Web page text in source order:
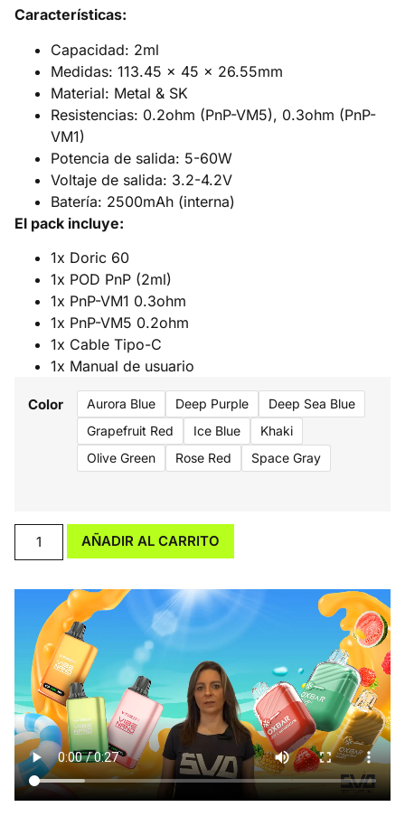
Características:
Capacidad: 2ml
Medidas: 113.45 x 45 x 26.55mm
Material: Metal & SK
Resistencias: 0.2ohm (PnP-VM5), 0.3ohm (PnP-
VM1)
Potencia de salida: 5-60W
Voltaje de salida: 3.2-4.2V
Batería: 2500mAh (interna)
El pack incluye:
1x Doric 60
1x POD PnP (2ml)
1x PnP-VM1 0.3ohm
1x PnP-VM5 0.2ohm
1x Cable Tipo-C
1x Manual de usuario
Color Aurora Blue Deep Purple
Deep Sea Blue
Grapefruit Red
Ice Blue
Khaki
Olive Green
Rose Red Space Gray
AÑADIR AL CARRITO